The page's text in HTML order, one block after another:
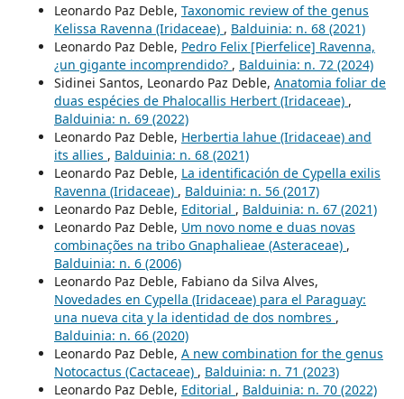
Leonardo Paz Deble, Taxonomic review of the genus
Kelissa Ravenna (Iridaceae) , Balduinia: n. 68 (2021)
Leonardo Paz Deble, Pedro Felix [Pierfelice] Ravenna,
¿un gigante incomprendido? , Balduinia: n. 72 (2024)
Sidinei Santos, Leonardo Paz Deble, Anatomia foliar de
duas espécies de Phalocallis Herbert (Iridaceae) ,
Balduinia: n. 69 (2022)
Leonardo Paz Deble, Herbertia lahue (Iridaceae) and
its allies , Balduinia: n. 68 (2021)
Leonardo Paz Deble, La identificación de Cypella exilis
Ravenna (Iridaceae) , Balduinia: n. 56 (2017)
Leonardo Paz Deble, Editorial , Balduinia: n. 67 (2021)
Leonardo Paz Deble, Um novo nome e duas novas
combinações na tribo Gnaphalieae (Asteraceae) ,
Balduinia: n. 6 (2006)
Leonardo Paz Deble, Fabiano da Silva Alves,
Novedades en Cypella (Iridaceae) para el Paraguay:
una nueva cita y la identidad de dos nombres ,
Balduinia: n. 66 (2020)
Leonardo Paz Deble, A new combination for the genus
Notocactus (Cactaceae) , Balduinia: n. 71 (2023)
Leonardo Paz Deble, Editorial , Balduinia: n. 70 (2022)